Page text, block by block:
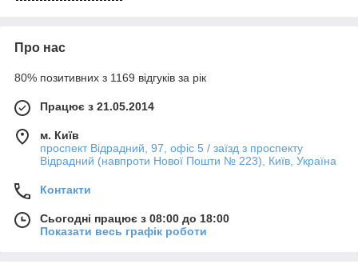
Про нас
80% позитивних з 1169 відгуків за рік
Працює з 21.05.2014
м. Київ
проспект Відрадний, 97, офіс 5 / заїзд з проспекту
Відрадний (навпроти Нової Пошти № 223), Київ, Україна
Контакти
Сьогодні працює з 08:00 до 18:00
Показати весь графік роботи